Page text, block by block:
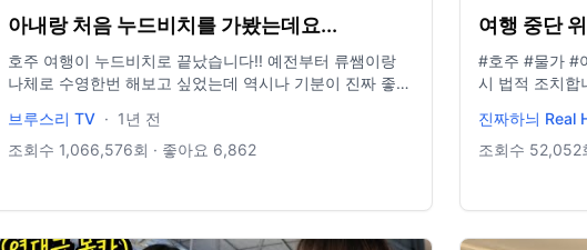
아내랑 처음 누드비치를 가봤는데요...
호주 여행이 누드비치로 끝났습니다!! 예전부터 류쌤이랑
나체로 수영한번 해보고 싶었는데 역시나 기분이 진짜 좋더
서 말구요) #브이로그 #부부유튜버 #브루스리tv ----------
--------------------------------------- 인스타그램 브루스 :
https://www.instagram.com/_bruceleetv/ 광고 문의
gambboy@naver.com ------------------------------------
브루스리 TV · 1년 전
조회수 1,066,576회 · 좋아요 6,862
여행 중단
#호주 #물가 #여행 #여행
시 법적 조치합니다 비즈니
https://
진짜하늬 Real
조회수 52,052